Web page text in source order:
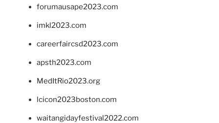
forumausape2023.com
imkl2023.com
careerfaircsd2023.com
apsth2023.com
MedItRio2023.org
lcicon2023boston.com
waitangidayfestival2022.com